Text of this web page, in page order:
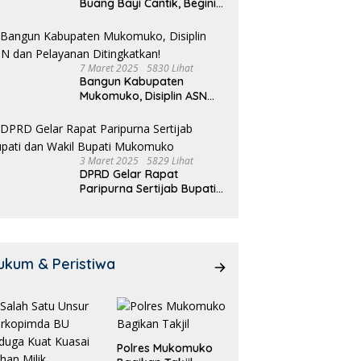
7 Maret 2025 5830 Lihat
Bangun Kabupaten
Mukomuko, Disiplin ASN
Ditingkatkan!
3 Maret 2025 5829 Lihat
DPRD Gelar Rapat
Paripurna Sertijab Bupati
& Peristiwa
Polres Mukomuko